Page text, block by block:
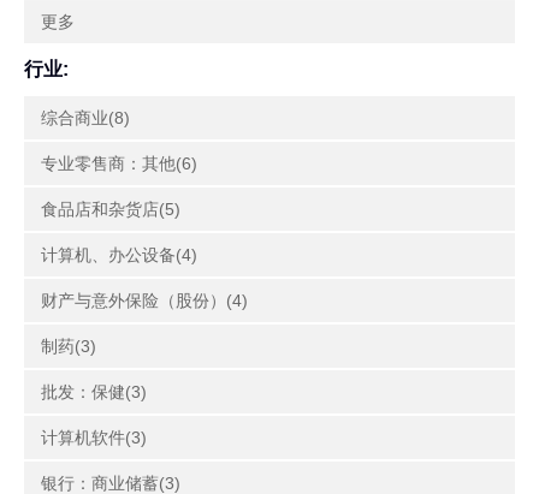
更多
行业:
综合商业(8)
专业零售商：其他(6)
食品店和杂货店(5)
计算机、办公设备(4)
财产与意外保险（股份）(4)
制药(3)
批发：保健(3)
计算机软件(3)
银行：商业储蓄(3)